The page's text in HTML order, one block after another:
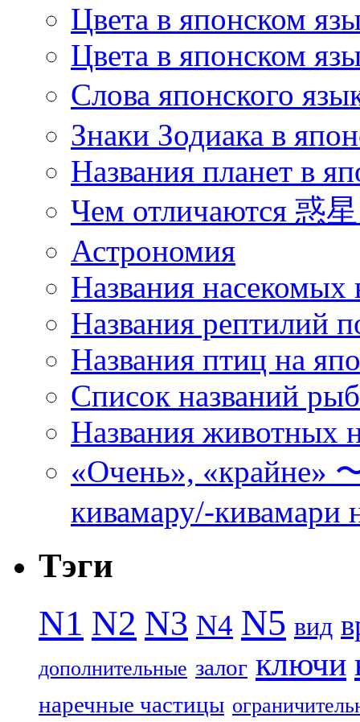
Цвета в японском
Цвета в японском
Слова японского
Знаки Зодиака в
Названия планет в
Чем отличаются 惑
Астрономия
Названия насекомых
Названия рептилий
Названия птиц на
Список названий
Названия животных
«Очень», «крайне»
кивамару/-кивамари
Тэги
N1 N2 N3 N4 N5 вид
дополнительные залог ключи
наречные частицы